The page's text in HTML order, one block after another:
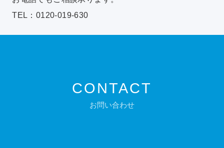
TEL：0120-019-630
CONTACT
お問い合わせ